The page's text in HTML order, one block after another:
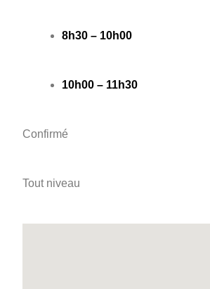
8h30 – 10h00
10h00 – 11h30
Confirmé
Tout niveau